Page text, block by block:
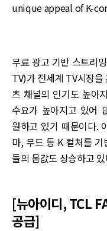
unique appeal of K-
무료 광고 기반 스트
TV)가 전세계 TV시장을
츠 채널의 인기도 높아
수요가 높아지고 있어
원하고 있기 때문이다.
마, 무드 등 K 컬처를
들의 몸값도 상승하고
[뉴아이디, TCL
공급]